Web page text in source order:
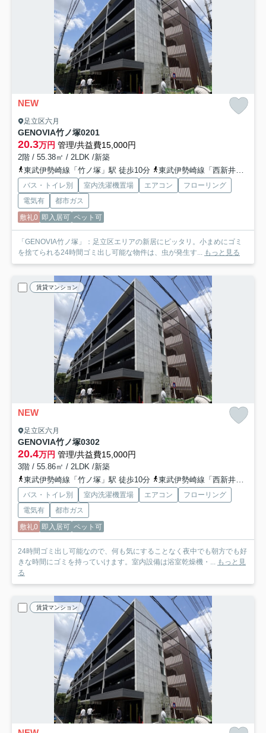
NEW
足立区六月
GENOVIA竹ノ塚0201
20.3万円 管理/共益費15,000円
2階 / 55.38㎡ / 2LDK /新築
東武伊勢崎線「竹ノ塚」駅 徒歩10分
東武伊勢崎線「西新井」駅 徒歩17分
バス・トイレ別 室内洗濯機置場 エアコン
フローリング
電気有
都市ガス
敷礼0 即入居可 ペット可
「GENOVIA竹ノ塚」：足立区エリアの新居にピッタリ。小まめにゴミ
を捨てられる24時間ゴミ出し可能な物件は、虫が発生す...
もっと見る
賃貸マンション
NEW
足立区六月
GENOVIA竹ノ塚0302
20.4万円 管理/共益費15,000円
3階 / 55.86㎡ / 2LDK /新築
東武伊勢崎線「竹ノ塚」駅 徒歩10分
東武伊勢崎線「西新井」駅 徒歩17分
バス・トイレ別 室内洗濯機置場 エアコン
フローリング
電気有
都市ガス
敷礼0 即入居可 ペット可
24時間ゴミ出し可能なので、何も気にすることなく夜中でも朝方でも好
きな時間にゴミを持っていけます。室内設備は浴室乾燥機・...
もっと見
る
賃貸マンション